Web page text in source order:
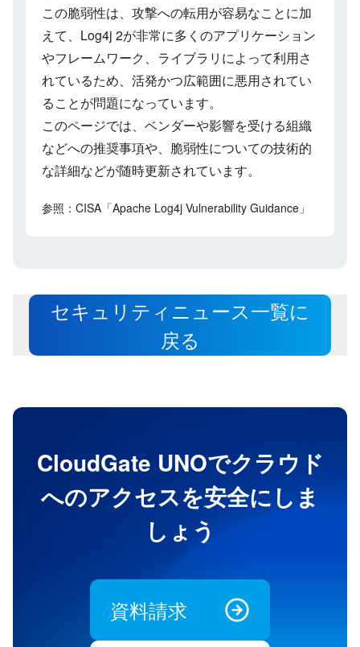
この脆弱性は、攻撃への転用が容易なことに加
えて、Log4j 2が非常に多くのアプリケーション
やフレームワーク、ライブラリによって利用さ
れているため、活発かつ広範囲に悪用されてい
ることが問題になっています。
このページでは、ベンダーや影響を受ける組織
などへの推奨事項や、脆弱性についての技術的
な詳細などが随時更新されています。
参照：CISA「Apache Log4j Vulnerability Guidance」
セキュリティニュース一覧に
戻る
CloudGate UNOでクラウド
へのアクセスを安全にしま
しょう
資料請求